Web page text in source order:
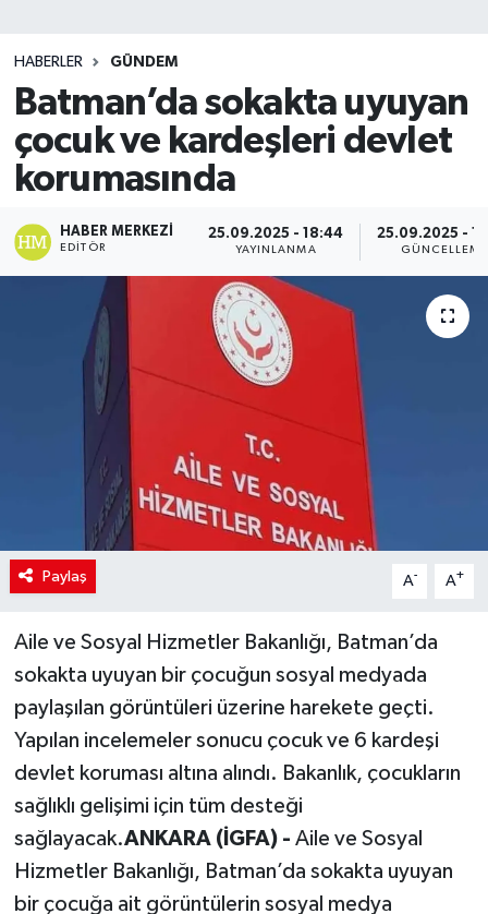
HABERLER GÜNDEM
Batman’da sokakta uyuyan
çocuk ve kardeşleri devlet
korumasında
HABER MERKEZI
EDITÖR
25.09.2025 - 18:44
YAYINLANMA
25.09.2025 -
GÜNCELLEME
Paylaş A- A+
Aile ve Sosyal Hizmetler Bakanlığı, Batman’da
sokakta uyuyan bir çocuğun sosyal medyada
paylaşılan görüntüleri üzerine harekete geçti.
Yapılan incelemeler sonucu çocuk ve 6 kardeşi
devlet koruması altına alındı. Bakanlık, çocukların
sağlıklı gelişimi için tüm desteği
sağlayacak.ANKARA (İGFA) - Aile ve Sosyal
Hizmetler Bakanlığı, Batman’da sokakta uyuyan
bir çocuğa ait görüntülerin sosyal medya
Teknoloji
TRABZON